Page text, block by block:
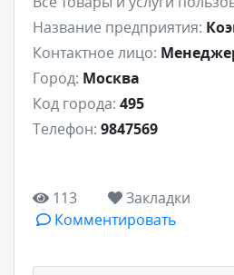
Название предприятия:
Контактное лицо:
Город: Москва
Код города: 495
Телефон: 9847569
113
Закладки
Комментировать